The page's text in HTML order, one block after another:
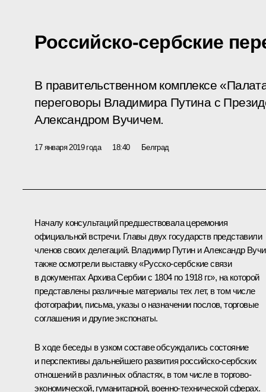
Российско-сербские
В правительственном комплексе
переговоры Владимира Путина с
Александром Вучичем.
17 января 2019 года 18:40 Белград
Началу консультаций предшествовала церемония
официальной встречи. Главы двух государств представили
членов своих делегаций. Владимир Путин иАлександр
также осмотрели выставку «Русско-сербские связи
в документах Архива Сербии с 1804 по 1918 гг.», на которой
представлены различные материалы тех лет, в том числе
фотографии, письма, указы о назначении послов, торговые
соглашения и другие экспонаты.
В ходе беседы в узком составе обсуждались состояние
и перспективы дальнейшего развития российско-сербских
отношений в различных областях, в том числе в торгово-
экономической, гуманитарной, военно-технической сферах.